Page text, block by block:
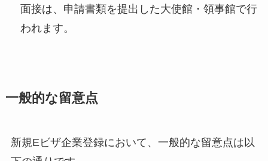
面接は、申請書類を提出した大使館・領事館で行
われます。
一般的な留意点
新規Eビザ企業登録において、一般的な留意点は以